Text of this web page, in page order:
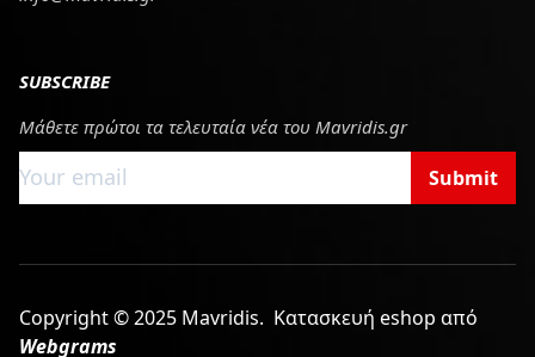
SUBSCRIBE
Μάθετε πρώτοι τα τελευταία νέα του Mavridis.gr
Submit
Copyright © 2025 Mavridis. Κατασκευή eshop από
Webgrams